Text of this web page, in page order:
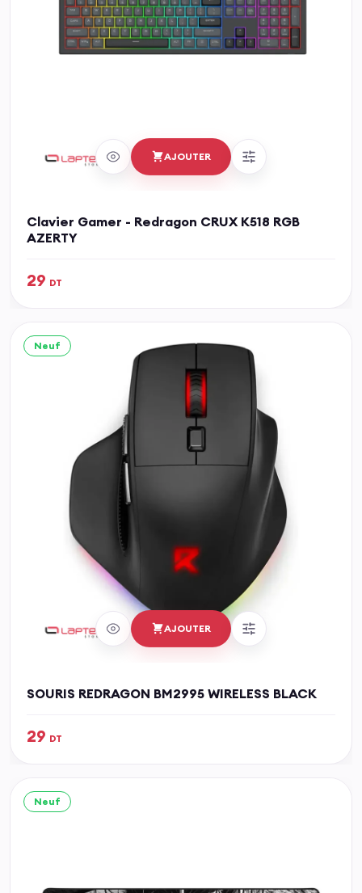
AJOUTER
Clavier Gamer - Redragon CRUX K518 RGB
AZERTY
29 DT
Neuf
AJOUTER
SOURIS REDRAGON BM2995 WIRELESS BLACK
29 DT
Neuf